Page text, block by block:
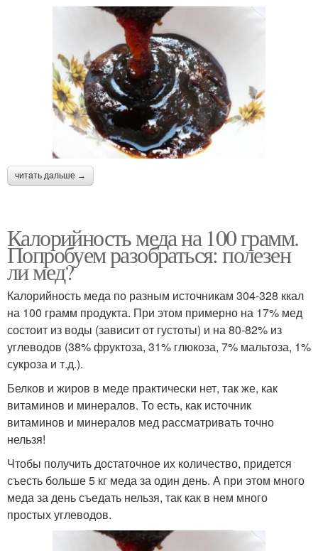
читать дальше →
Калорийность меда на 100 грамм.
Попробуем разобраться: полезен
ли мед?
Калорийность меда по разным источникам 304-328 ккал
на 100 грамм продукта. При этом примерно на 17% мед
состоит из воды (зависит от густоты) и на 80-82% из
углеводов (38% фруктоза, 31% глюкоза, 7% мальтоза, 1%
сукроза и т.д.).
Белков и жиров в меде практически нет, так же, как
витаминов и минералов. То есть, как источник
витаминов и минералов мед рассматривать точно
нельзя!
Чтобы получить достаточное их количество, придется
съесть больше 5 кг меда за один день. А при этом много
меда за день съедать нельзя, так как в нем много
простых углеводов.